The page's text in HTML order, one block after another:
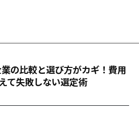
の比較と選び方がカギ！費用
て失敗しない選定術